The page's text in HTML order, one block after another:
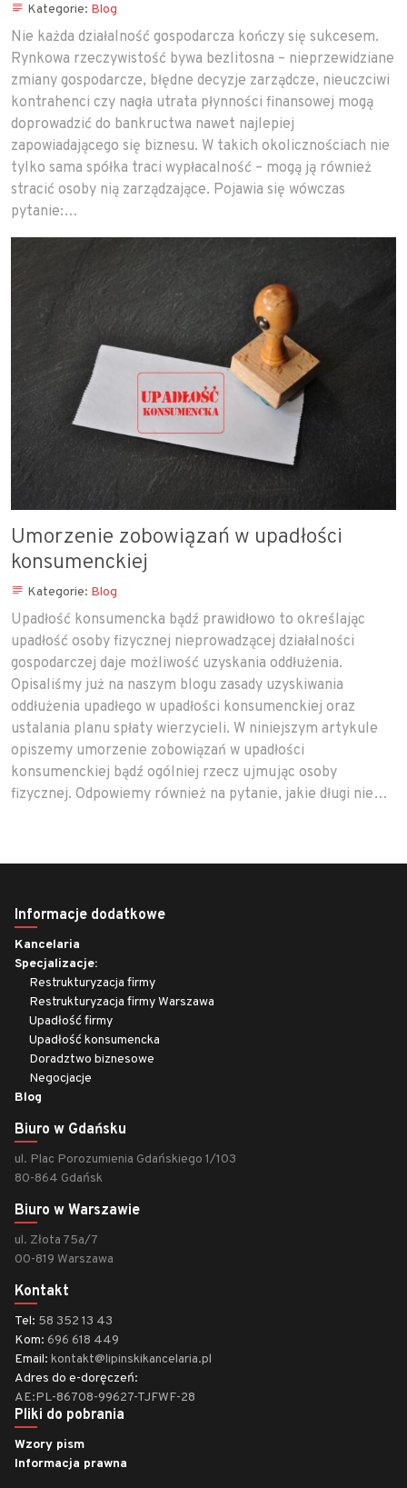
Kategorie: Blog
Nie każda działalność gospodarcza kończy się sukcesem.
Rynkowa rzeczywistość bywa bezlitosna – nieprzewidziane
zmiany gospodarcze, błędne decyzje zarządcze, nieuczciwi
kontrahenci czy nagła utrata płynności finansowej mogą
doprowadzić do bankructwa nawet najlepiej
zapowiadającego się biznesu. W takich okolicznościach nie
tylko sama spółka traci wypłacalność – mogą ją również
stracić osoby nią zarządzające. Pojawia się wówczas
pytanie:…
Umorzenie zobowiązań w upadłości
konsumenckiej
Kategorie: Blog
Upadłość konsumencka bądź prawidłowo to określając
upadłość osoby fizycznej nieprowadzącej działalności
gospodarczej daje możliwość uzyskania oddłużenia.
Opisaliśmy już na naszym blogu zasady uzyskiwania
oddłużenia upadłego w upadłości konsumenckiej oraz
ustalania planu spłaty wierzycieli. W niniejszym artykule
opiszemy umorzenie zobowiązań w upadłości
konsumenckiej bądź ogólniej rzecz ujmując osoby
fizycznej. Odpowiemy również na pytanie, jakie długi nie…
Informacje dodatkowe
Kancelaria
Specjalizacje:
Restrukturyzacja firmy
Restrukturyzacja firmy Warszawa
Upadłość firmy
Upadłość konsumencka
Doradztwo biznesowe
Negocjacje
Blog
Biuro w Gdańsku
ul. Plac Porozumienia Gdańskiego 1/103
80-864 Gdańsk
Biuro w Warszawie
ul. Złota 75a/7
00-819 Warszawa
Kontakt
Tel: 58 352 13 43
Kom: 696 618 449
Email: kontakt@lipinskikancelaria.pl
Adres do e-doręczeń:
AE:PL-86708-99627-TJFWF-28
Pliki do pobrania
Wzory pism
Informacja prawna